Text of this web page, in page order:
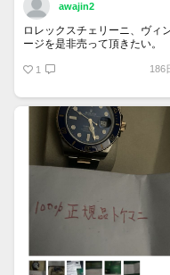
awajin2
ロレックスチェリーニ、ヴィ
ージを是非売って頂きたい。
1 186